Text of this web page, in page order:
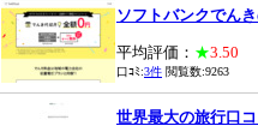
ソフトバンクでん
平均評価： ★3.50
口ｺﾐ:3件 閲覧数:9263
世界最大の旅行口